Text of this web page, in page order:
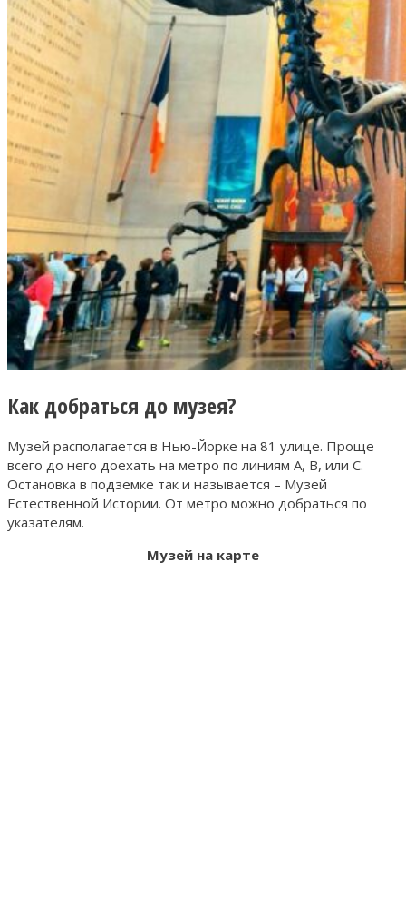
Как добраться до музея?
Музей располагается в Нью-Йорке на 81 улице. Проще
всего до него доехать на метро по линиям A, B, или C.
Остановка в подземке так и называется – Музей
Естественной Истории. От метро можно добраться по
указателям.
Музей на карте